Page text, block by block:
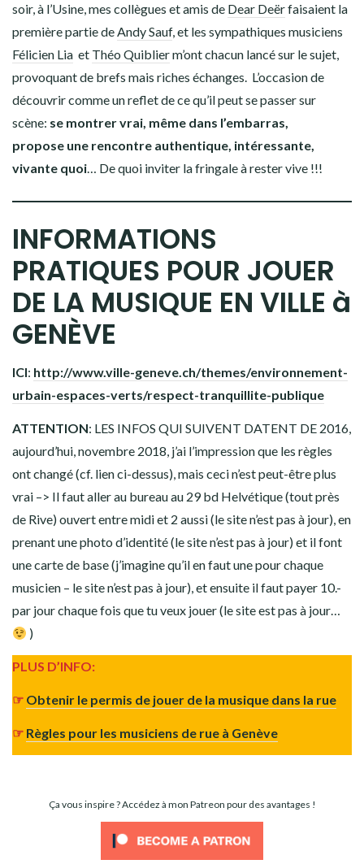
soir, à l’Usine, mes collègues et amis de Dear Deërfaisaient la
première partie deAndy Sauf, et les sympathiques musiciens
Félicien Lia et Théo Quiblierm’ont chacun lancé sur le sujet,
provoquant de brefs mais riches échanges. L’occasion de
découvrir comme un reflet de ce qu’il peut se passer sur
scène: se montrer vrai, même dans l’embarras,
propose une rencontre authentique, intéressante,
vivante quoi… De quoi inviter la fringale à rester vive !!!
INFORMATIONS
PRATIQUES POUR JOUER
DE LA MUSIQUE EN VILLE à
GENÈVE
ICI: http://www.ville-geneve.ch/themes/environnement-
urbain-espaces-verts/respect-tranquillite-publique
ATTENTION: LES INFOS QUI SUIVENT DATENT DE 2016,
aujourd’hui, novembre 2018, j’ai l’impression que les règles
ont changé (cf. lien ci-dessus), mais ceci n’est peut-être plus
vrai –> Il faut aller au bureau au 29 bd Helvétique (tout près
de Rive) ouvert entre midi et 2 aussi (le site n’est pas à jour), en
prenant une photo d’identité (le site n’est pas à jour) et il font
une carte de base (j’imagine qu’il en faut une pour chaque
musicien – le site n’est pas à jour), et ensuite il faut payer 10.-
par jour chaque fois que tu veux jouer (le site est pas à jour…
)
PLUS D’INFO:
☞ Obtenir le permis de jouer de la musique dans la rue
☞ Règles pour les musiciens de rue à Genève
Ça vous inspire ? Accédez à mon Patreon pour des avantages !